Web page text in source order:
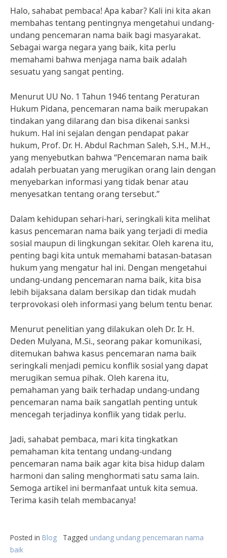
Halo, sahabat pembaca! Apa kabar? Kali ini kita akan
membahas tentang pentingnya mengetahui undang-
undang pencemaran nama baik bagi masyarakat.
Sebagai warga negara yang baik, kita perlu
memahami bahwa menjaga nama baik adalah
sesuatu yang sangat penting.
Menurut UU No. 1 Tahun 1946 tentang Peraturan
Hukum Pidana, pencemaran nama baik merupakan
tindakan yang dilarang dan bisa dikenai sanksi
hukum. Hal ini sejalan dengan pendapat pakar
hukum, Prof. Dr. H. Abdul Rachman Saleh, S.H., M.H.,
yang menyebutkan bahwa “Pencemaran nama baik
adalah perbuatan yang merugikan orang lain dengan
menyebarkan informasi yang tidak benar atau
menyesatkan tentang orang tersebut.”
Dalam kehidupan sehari-hari, seringkali kita melihat
kasus pencemaran nama baik yang terjadi di media
sosial maupun di lingkungan sekitar. Oleh karena itu,
penting bagi kita untuk memahami batasan-batasan
hukum yang mengatur hal ini. Dengan mengetahui
undang-undang pencemaran nama baik, kita bisa
lebih bijaksana dalam bersikap dan tidak mudah
terprovokasi oleh informasi yang belum tentu benar.
Menurut penelitian yang dilakukan oleh Dr. Ir. H.
Deden Mulyana, M.Si., seorang pakar komunikasi,
ditemukan bahwa kasus pencemaran nama baik
seringkali menjadi pemicu konflik sosial yang dapat
merugikan semua pihak. Oleh karena itu,
pemahaman yang baik terhadap undang-undang
pencemaran nama baik sangatlah penting untuk
mencegah terjadinya konflik yang tidak perlu.
Jadi, sahabat pembaca, mari kita tingkatkan
pemahaman kita tentang undang-undang
pencemaran nama baik agar kita bisa hidup dalam
harmoni dan saling menghormati satu sama lain.
Semoga artikel ini bermanfaat untuk kita semua.
Terima kasih telah membacanya!
Posted in Blog Tagged undang undang pencemaran nama
baik